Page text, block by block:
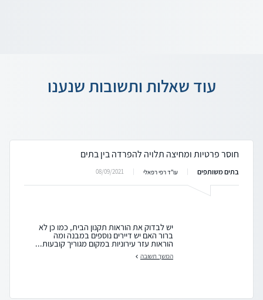
עוד שאלות ותשובות שנענו
חוסר פרטיות ומחיצה תלויה להפרדה בין בתים
בתים משותפים עו"ד רפי רפאלי 08/09/2021
יש לבדוק את הוראות תקנון הבית, כמו כן לא
ברור האם יש דיירים נוספים במבנה ומה
הוראות עזר עירוניות במקום מגוריך קובעות...
המשך תשובה